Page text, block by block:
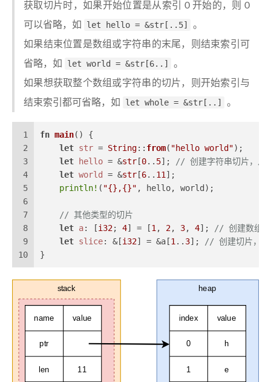
获取切片时，如果开始位置是从索引 0 开始的，则 0
可以省略，如
let hello = &str[..5]
。
如果结束位置是数组或字符串的末尾，则结束索引可
省略，如
let world = &str[6..]
。
如果想获取整个数组或字符串的切片，则开始索引与
结束索引都可省略，如
let whole = &str[..] 。
1
2
3
4
5
6
7
8
9
10
fn main() {
let str = String:: from( "hello world");
let
hello = &str [0.. 5]; // 创建字符串切片，
let world = &str [6.. 11];
println! ( "{},{}" , hello, world);
// 其他类型的切片
let a: [i32; 4] = [1, 2, 3, 4]; // 创建数组
let slice: &[i32] = &a[1.. 3]; // 创建切片，
}
stack heap
name value
ptr
len 11
index value
0 h
1 e